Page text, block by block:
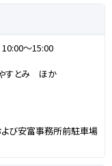
～15:00
すとみ ほか
よび安富事務所前駐車場